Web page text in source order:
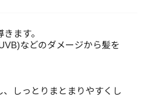
ます。
などのダメージから髪を
しっとりまとまりやすくし